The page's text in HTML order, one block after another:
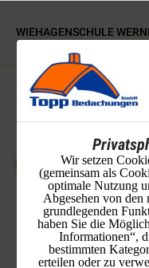
WIEHAGENSCHULE
Wir setzen
(gemeinsam als
optimale Nutzung
Abgesehen von
grundlegenden
haben Sie die
Informationen“,
bestimmten
erteilen oder zu